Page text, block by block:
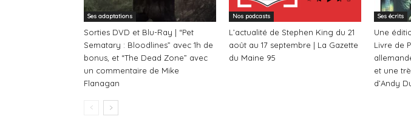
Ses adaptations
Sorties DVD et Blu-Ray | “Pet
Sematary : Bloodlines” avec 1h de
bonus, et “The Dead Zone” avec
un commentaire de Mike
Flanagan
Nos podcasts
L’actualité de Stephen King du 21
août au 17 septembre | La Gazette
du Maine 95
Ses écrits
Une
Livre de
et une
d’Andy